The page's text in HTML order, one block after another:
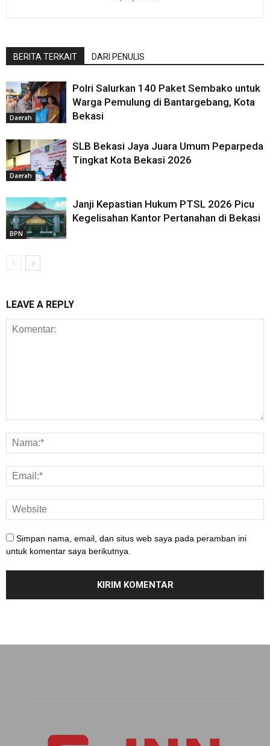
BERITA TERKAIT DARI PENULIS
Daerah
Polri Salurkan 140 Paket Sembako untuk
Warga Pemulung di Bantargebang, Kota
Bekasi
Daerah
SLB Bekasi Jaya Juara Umum Peparpeda
Tingkat Kota Bekasi 2026
BPN
Janji Kepastian Hukum PTSL 2026 Picu
Kegelisahan Kantor Pertanahan di Bekasi
LEAVE A REPLY
Simpan nama, email, dan situs web saya pada peramban ini
untuk komentar saya berikutnya.